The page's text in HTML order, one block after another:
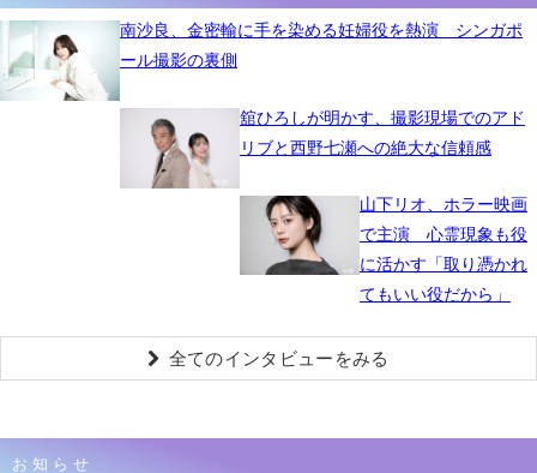
南沙良、金密輸に手を染める妊婦役を熱演 シンガポ
ール撮影の裏側
舘ひろしが明かす、撮影現場でのアド
リブと西野七瀬への絶大な信頼感
山下リオ、ホラー映画
で主演 心霊現象も役
に活かす「取り憑かれ
てもいい役だから」
全てのインタビューをみる
お知らせ